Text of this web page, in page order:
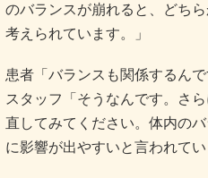
のバランスが崩れると、どち
考えられています。」
患者「バランスも関係するんで
スタッフ「そうなんです。さ
直してみてください。体内の
に影響が出やすいと言われてい